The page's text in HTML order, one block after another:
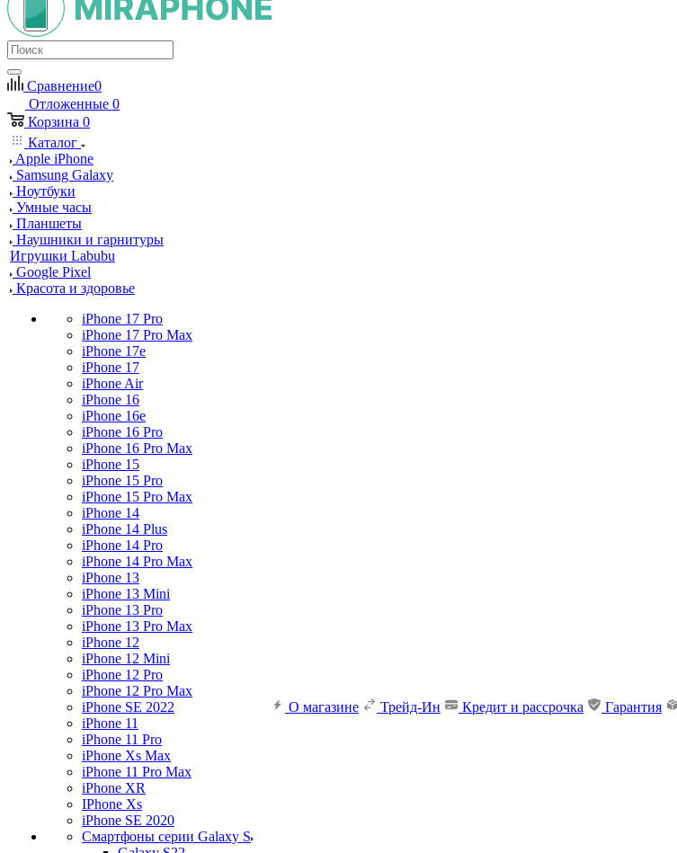
Сравнение0
Отложенные 0
Корзина 0
Каталог
Apple iPhone
Samsung Galaxy
Ноутбуки
Умные часы
Планшеты
Наушники и гарнитуры
Игрушки Labubu
Google Pixel
Красота и здоровье
iPhone 17 Pro
iPhone 17 Pro Max
iPhone 17e
iPhone 17
iPhone Air
iPhone 16
iPhone 16e
iPhone 16 Pro
iPhone 16 Pro Max
iPhone 15
iPhone 15 Pro
iPhone 15 Pro Max
iPhone 14
iPhone 14 Plus
iPhone 14 Pro
iPhone 14 Pro Max
iPhone 13
iPhone 13 Mini
iPhone 13 Pro
iPhone 13 Pro Max
iPhone 12
iPhone 12 Mini
iPhone 12 Pro
iPhone 12 Pro Max
iPhone SE 2022
iPhone 11
iPhone 11 Pro
iPhone Xs Max
iPhone 11 Pro Max
iPhone XR
IPhone Xs
iPhone SE 2020
Смартфоны серии Galaxy S
О магазине Трейд-Ин Кредит и рассрочка Гарантия